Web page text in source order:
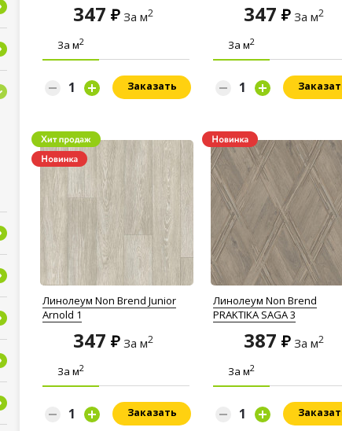
347 За м2
За м2
Заказать
347 За м2
За м2
Линолеум Non Brend Junior
Arnold 1
347 За м2
За м2
Заказать
Линолеум Non Brend
PRAKTIKA SAGA 3
387 За м2
За м2